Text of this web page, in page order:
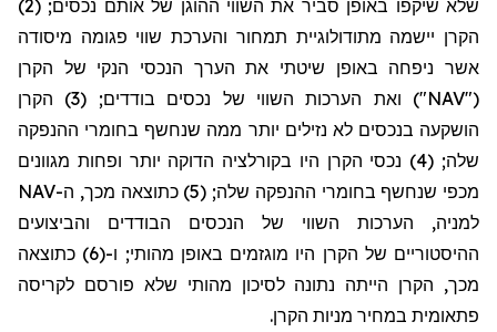
שלא שיקפו באופן סביר את השווי ההוגן של אותם נכסים; (2)
הקרן יישמה מתודולוגיית תמחור והערכת שווי פגומה מיסודה
אשר ניפחה באופן שיטתי את הערך הנכסי הנקי של הקרן
("NAV") ואת הערכות השווי של נכסים בודדים; (3) הקרן
הושקעה בנכסים לא נזילים יותר ממה שנחשף בחומרי ההנפקה
שלה; (4) נכסי הקרן היו בקורלציה הדוקה יותר ופחות מגוונים
מכפי שנחשף בחומרי ההנפקה שלה; (5) כתוצאה מכך, ה-NAV
למניה, הערכות השווי של הנכסים הבודדים והביצועים
ההיסטוריים של הקרן היו מוגזמים באופן מהותי; ו-(6) כתוצאה
מכך, הקרן הייתה נתונה לסיכון מהותי שלא פורסם לקריסה
פתאומית במחיר מניות הקרן.